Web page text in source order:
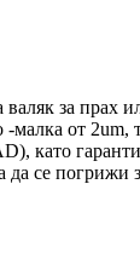
за прах
от
като
се погрижи